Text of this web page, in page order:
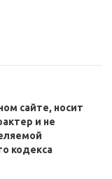
сайте, носит
и не
кодекса